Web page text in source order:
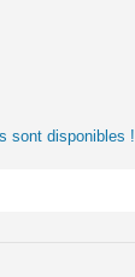
sont disponibles !